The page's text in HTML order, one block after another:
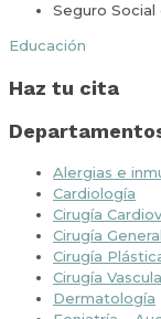
Seguro Social
Educación
Haz tu cita
Alergias e
Cardiología
Cirugía
Cirugía General
Cirugía
Cirugía
Dermatología